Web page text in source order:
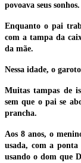
povoava seus sonhos.
Enquanto o pai
com a tampa da
da mãe.
Nessa idade, o
Muitas tampas de
sem que o pai se
prancha.
Aos 8 anos, o
usada, com a
usando o dom que